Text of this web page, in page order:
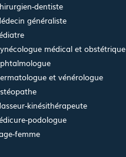
dentiste
généraliste
médical et obstétrique
et vénérologue
kinésithérapeute
podologue
femme